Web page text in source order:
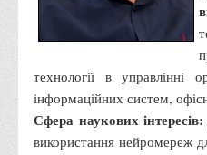
технології в управлінні
інформаційних систем,
Сфера наукових інтересів:
використання нейромереж